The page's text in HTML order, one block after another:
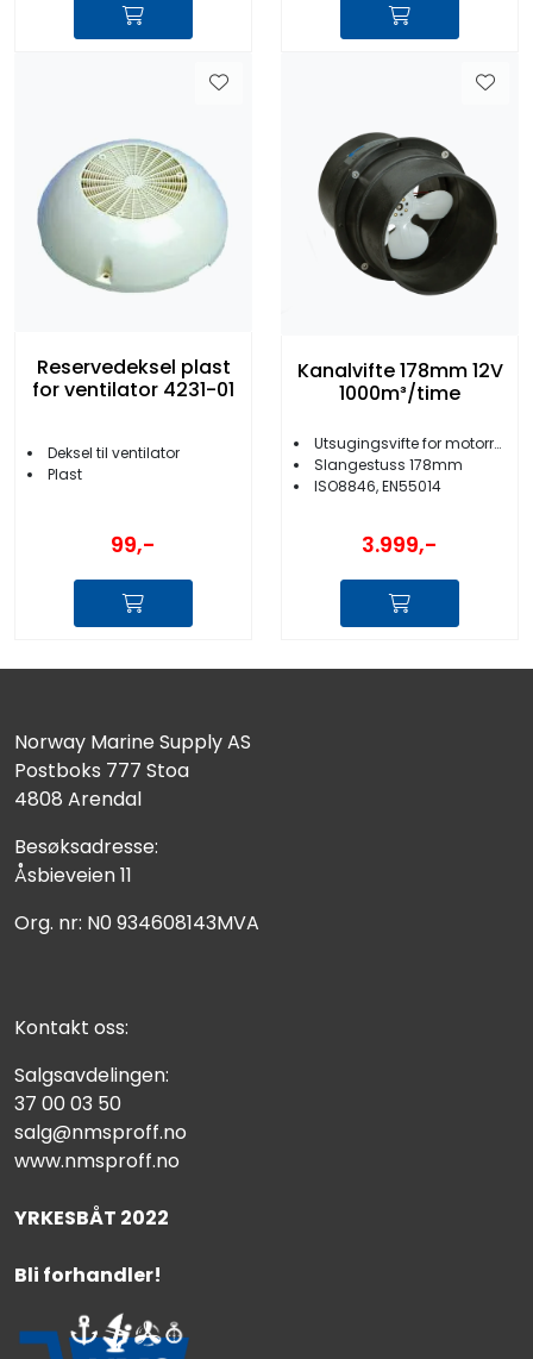
Reservedeksel plast
for ventilator 4231-01
Deksel til ventilator
Plast
99,-
Kanalvifte 178mm 12V
1000m³/time
Utsugingsvifte for motorrom/baderom
Slangestuss 178mm
ISO8846, EN55014
3.999,-
Norway Marine Supply AS
Postboks 777 Stoa
4808 Arendal
Besøksadresse:
Åsbieveien 11
Org. nr: N0 934608143MVA
Kontakt oss:
Salgsavdelingen:
37 00 03 50
salg@nmsproff.no
www.nmsproff.no
YRKESBÅT 2022
Bli forhandler!